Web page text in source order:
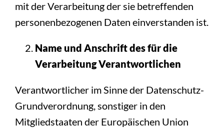
mit der Verarbeitung der sie betreffenden
personenbezogenen Daten einverstanden ist.
Name und Anschrift des für die
Verarbeitung Verantwortlichen
Verantwortlicher im Sinne der Datenschutz-
Grundverordnung, sonstiger in den
Mitgliedstaaten der Europäischen Union